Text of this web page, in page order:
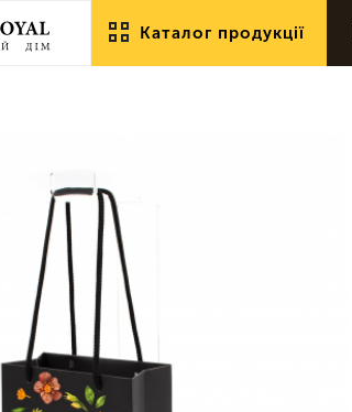
Каталог продукції